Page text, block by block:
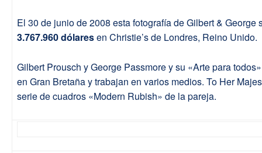
El 30 de junio de 2008 esta fotografía de Gilbert & George
3.767.960 dólaresen Christie’s de Londres, Reino Unido.
Gilbert Prousch y George Passmore y su «Arte para
en Gran Bretaña y trabajan en varios medios. To Her
serie de cuadros «Modern Rubish» de la pareja.